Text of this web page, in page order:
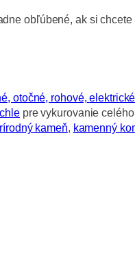
obľúbené, ak si
otočné, rohové,
pre vykurovanie
kameň, kamenný